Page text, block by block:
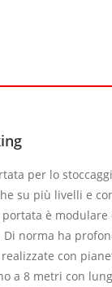
per lo
su più livelli e
è
norma ha
con
a 8 metri con